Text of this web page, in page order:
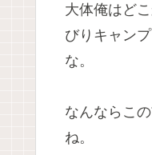
大体俺はど
びりキャン
な。
なんならこ
ね。